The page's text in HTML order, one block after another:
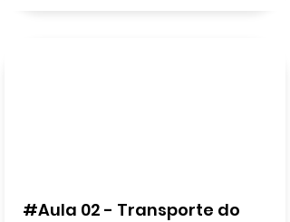
#Aula 02 - Transporte do